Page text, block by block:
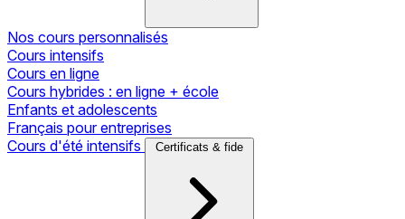
Nos cours personnalisés
Cours intensifs
Cours en ligne
Cours hybrides : en ligne + école
Enfants et adolescents
Français pour entreprises
Cours d'été intensifs
Certificats & fide